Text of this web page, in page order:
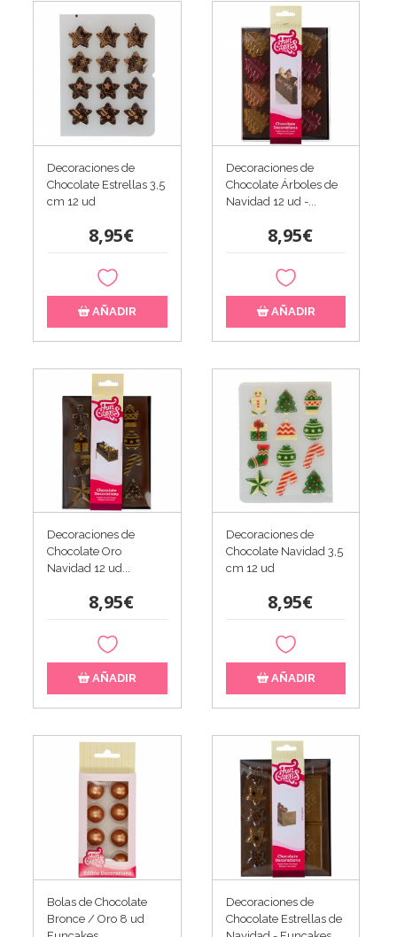
Decoraciones de
Chocolate Estrellas 3,5
cm 12 ud
8,95€
AÑADIR
Decoraciones de
Chocolate Árboles de
Navidad 12 ud -...
8,95€
AÑADIR
Decoraciones de
Chocolate Oro
Navidad 12 ud...
8,95€
AÑADIR
Decoraciones de
Chocolate Navidad 3,5
cm 12 ud
8,95€
AÑADIR
Bolas de Chocolate
Bronce / Oro 8 ud
Decoraciones de
Chocolate Estrellas de